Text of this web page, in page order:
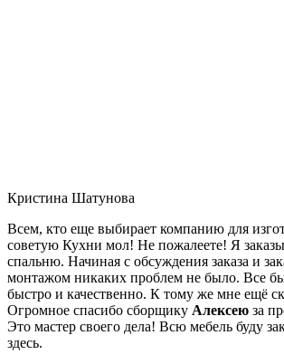
Кристина Шатунова
Всем, кто еще выбирает компанию для
советую Кухни мол! Не пожалеете! Я
спальню. Начиная с обсуждения заказа и
монтажом никаких проблем не было. Все
быстро и качественно. К тому же мне ещё
Огромное спасибо сборщику Алексею за
Это мастер своего дела! Всю мебель буду
здесь.